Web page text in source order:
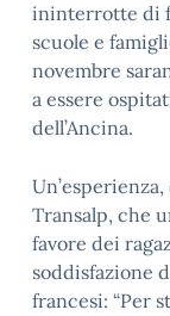
ininterrotte di
scuole e
novembre
a essere
dell’Ancina.
Transalp, che
favore dei
soddisfazione
francesi: “Per